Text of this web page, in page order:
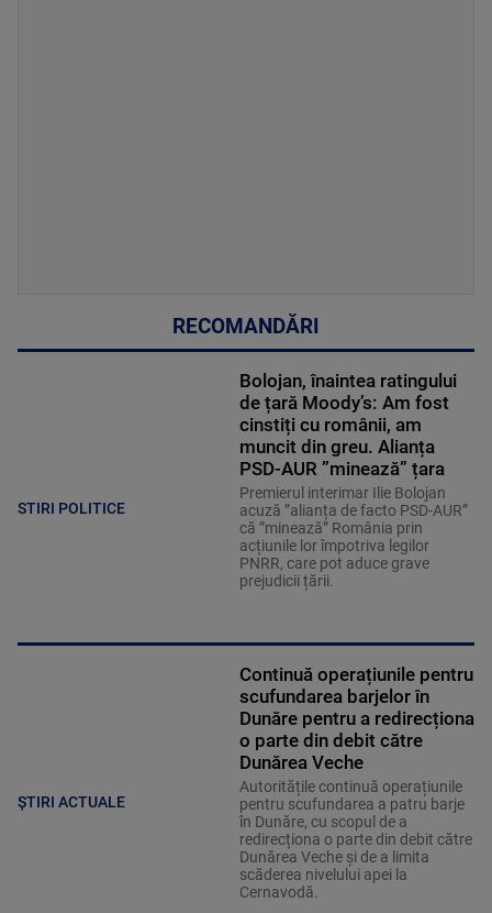
RECOMANDĂRI
STIRI POLITICE
Bolojan, înaintea ratingului
de țară Moody’s: Am fost
cinstiți cu românii, am
muncit din greu. Alianța
PSD-AUR ”minează” țara
Premierul interimar Ilie Bolojan
acuză ”alianța de facto PSD-AUR”
că ”minează” România prin
acțiunile lor împotriva legilor
PNRR, care pot aduce grave
prejudicii țării.
ȘTIRI ACTUALE
Continuă operațiunile pentru
scufundarea barjelor în
Dunăre pentru a redirecționa
o parte din debit către
Dunărea Veche
Autoritățile continuă operațiunile
pentru scufundarea a patru barje
în Dunăre, cu scopul de a
redirecționa o parte din debit către
Dunărea Veche și de a limita
scăderea nivelului apei la
Cernavodă.